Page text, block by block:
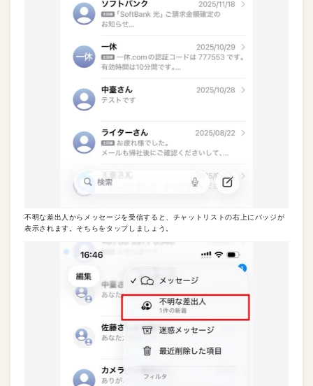
不明な差出人からメッセージを受信すると、チャットリストの右上にバッジが
表示されます。そちらをタップしましょう。